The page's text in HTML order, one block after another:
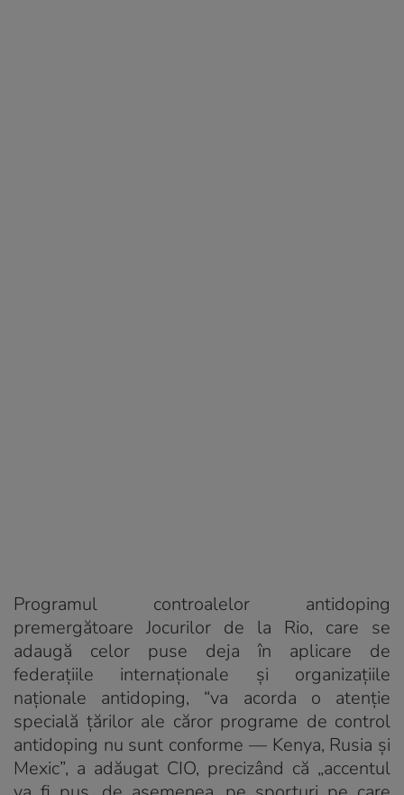
Programul controalelor antidoping
premergătoare Jocurilor de la Rio, care se
adaugă celor puse deja în aplicare de
federațiile internaționale și organizațiile
naționale antidoping, “va acorda o atenție
specială țărilor ale căror programe de control
antidoping nu sunt conforme — Kenya, Rusia și
Mexic”, a adăugat CIO, precizând că „accentul